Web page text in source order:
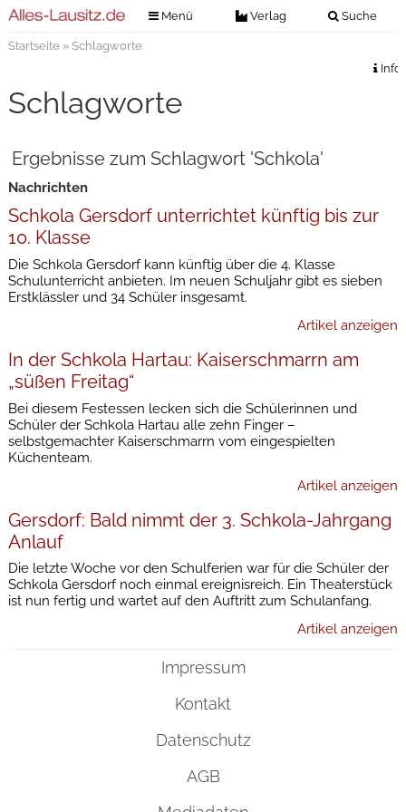
Menü Verlag Suche
Verlag
Kontakt
Anzeigenannahme
Startseite» Schlagworte
Info
Schlagworte
Ergebnisse zum Schlagwort 'Schkola'
Nachrichten
Schkola Gersdorf unterrichtet künftig bis zur
10. Klasse
Die Schkola Gersdorf kann künftig über die 4. Klasse
Schulunterricht anbieten. Im neuen Schuljahr gibt es sieben
Erstklässler und 34 Schüler insgesamt.
Artikel anzeigen
In der Schkola Hartau: Kaiserschmarrn am
„süßen Freitag“
Bei diesem Festessen lecken sich die Schülerinnen und
Schüler der Schkola Hartau alle zehn Finger –
selbstgemachter Kaiserschmarrn vom eingespielten
Küchenteam.
Artikel anzeigen
Gersdorf: Bald nimmt der 3. Schkola-Jahrgang
Anlauf
Die letzte Woche vor den Schulferien war für die Schüler der
Schkola Gersdorf noch einmal ereignisreich. Ein Theaterstück
ist nun fertig und wartet auf den Auftritt zum Schulanfang.
Artikel anzeigen
Impressum
Kontakt
Datenschutz
AGB